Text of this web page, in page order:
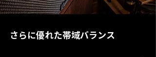
さらに優れた帯域バランス